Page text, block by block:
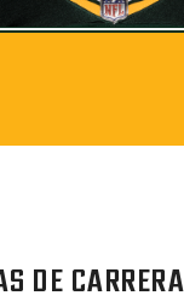
DE CARRERA